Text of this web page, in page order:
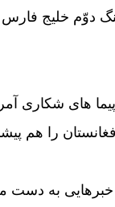
دوّم خليج
های شکاری
را هم
به دست